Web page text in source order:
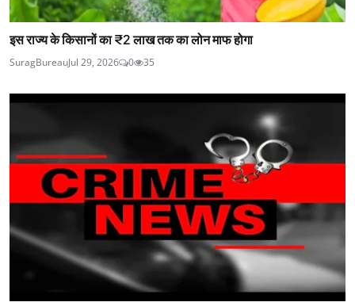
इस राज्य के किसानों का ₹2 लाख तक का लोन माफ होगा
SuragBureauJul 29, 2026 0 35